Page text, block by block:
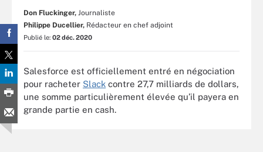
Don Fluckinger, Journaliste
Philippe Ducellier, Rédacteur en chef adjoint
Publié le: 02 déc. 2020
Salesforce est officiellement entré en négociation
pour racheter Slack contre 27,7 milliards de dollars,
une somme particulièrement élevée qu’il payera en
grande partie en cash.